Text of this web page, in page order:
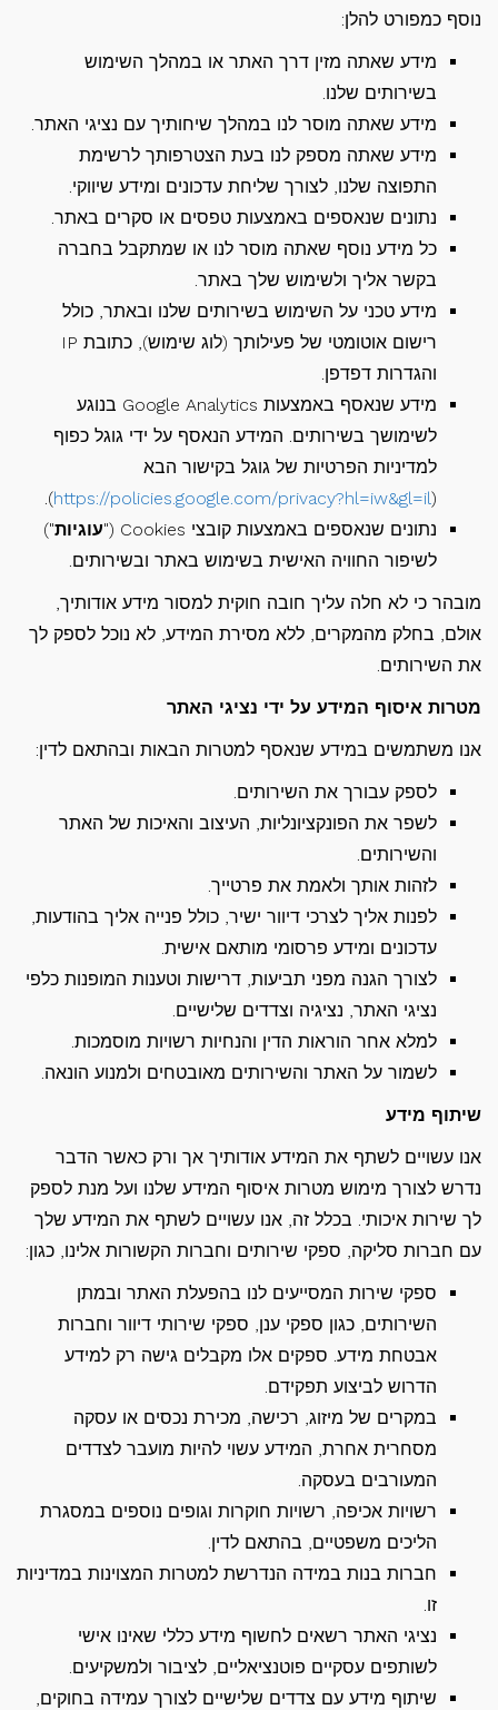
נוסף כמפורט להלן:
מידע שאתה מזין דרך האתר או במהלך השימוש
בשירותים שלנו.
מידע שאתה מוסר לנו במהלך שיחותיך עם נציגי האתר.
מידע שאתה מספק לנו בעת הצטרפותך לרשימת
התפוצה שלנו, לצורך שליחת עדכונים ומידע שיווקי.
נתונים שנאספים באמצעות טפסים או סקרים באתר.
כל מידע נוסף שאתה מוסר לנו או שמתקבל בחברה
בקשר אליך ולשימוש שלך באתר.
מידע טכני על השימוש בשירותים שלנו ובאתר, כולל
רישום אוטומטי של פעילותך (לוג שימוש), כתובת IP
והגדרות דפדפן.
מידע שנאסף באמצעות Google Analytics בנוגע
לשימושך בשירותים. המידע הנאסף על ידי גוגל כפוף
למדיניות הפרטיות של גוגל בקישור הבא
(
https://policies.google.com/privacy?hl=iw&gl=il
).
נתונים שנאספים באמצעות קובצי Cookies ("
עוגיות")
לשיפור החוויה האישית בשימוש באתר ובשירותים.
מובהר כי לא חלה עליך חובה חוקית למסור מידע אודותיך,
אולם, בחלק מהמקרים, ללא מסירת המידע, לא נוכל לספק לך
את השירותים.
מטרות איסוף המידע על ידי נציגי האתר
אנו משתמשים במידע שנאסף למטרות הבאות ובהתאם לדין:
לספק עבורך את השירותים.
לשפר את הפונקציונליות, העיצוב והאיכות של האתר
והשירותים.
לזהות אותך ולאמת את פרטייך.
לפנות אליך לצרכי דיוור ישיר, כולל פנייה אליך בהודעות,
עדכונים ומידע פרסומי מותאם אישית.
לצורך הגנה מפני תביעות, דרישות וטענות המופנות כלפי
נציגי האתר, נציגיה וצדדים שלישיים.
למלא אחר הוראות הדין והנחיות רשויות מוסמכות.
לשמור על האתר והשירותים מאובטחים ולמנוע הונאה.
שיתוף מידע
אנו עשויים לשתף את המידע אודותיך אך ורק כאשר הדבר
נדרש לצורך מימוש מטרות איסוף המידע שלנו ועל מנת לספק
לך שירות איכותי. בכלל זה, אנו עשויים לשתף את המידע שלך
עם חברות סליקה, ספקי שירותים וחברות הקשורות אלינו, כגון:
ספקי שירות המסייעים לנו בהפעלת האתר ובמתן
השירותים, כגון ספקי ענן, ספקי שירותי דיוור וחברות
אבטחת מידע. ספקים אלו מקבלים גישה רק למידע
הדרוש לביצוע תפקידם.
במקרים של מיזוג, רכישה, מכירת נכסים או עסקה
מסחרית אחרת, המידע עשוי להיות מועבר לצדדים
המעורבים בעסקה.
רשויות אכיפה, רשויות חוקרות וגופים נוספים במסגרת
הליכים משפטיים, בהתאם לדין.
חברות בנות במידה הנדרשת למטרות המצוינות במדיניות
זו.
נציגי האתר רשאים לחשוף מידע כללי שאינו אישי
לשותפים עסקיים פוטנציאליים, לציבור ולמשקיעים.
שיתוף מידע עם צדדים שלישיים לצורך עמידה בחוקים,